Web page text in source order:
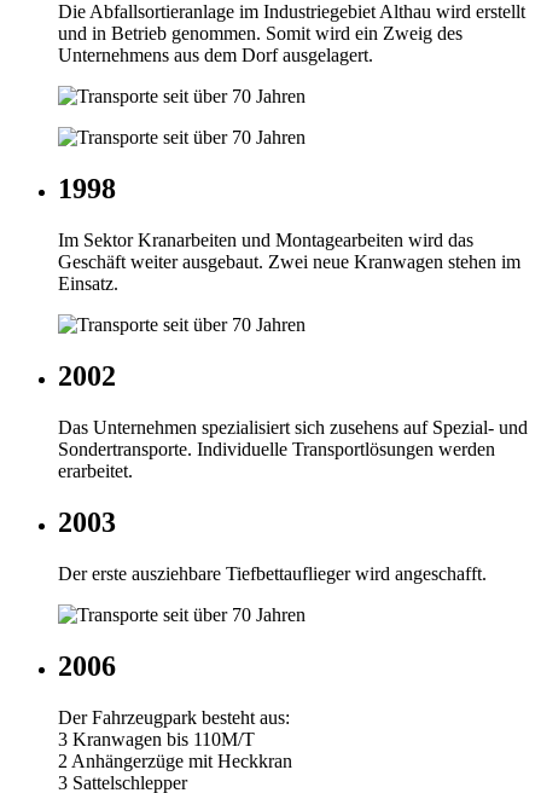
Die Abfallsortieranlage im Industriegebiet Althau wird erstellt
und in Betrieb genommen. Somit wird ein Zweig des
Unternehmens aus dem Dorf ausgelagert.
1998
Im Sektor Kranarbeiten und Montagearbeiten wird das
Geschäft weiter ausgebaut. Zwei neue Kranwagen stehen im
Einsatz.
2002
Das Unternehmen spezialisiert sich zusehens auf Spezial- und
Sondertransporte. Individuelle Transportlösungen werden
erarbeitet.
2003
Der erste ausziehbare Tiefbettauflieger wird angeschafft.
2006
Der Fahrzeugpark besteht aus:
3 Kranwagen bis 110M/T
2 Anhängerzüge mit Heckkran
3 Sattelschlepper